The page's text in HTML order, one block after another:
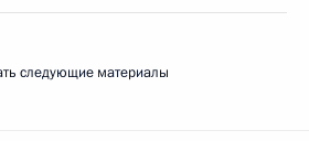
следующие материалы